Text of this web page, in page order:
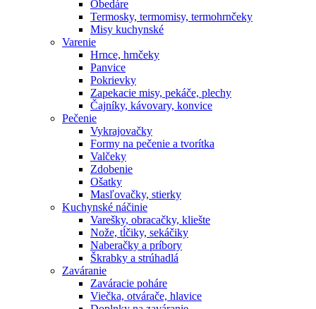
Obedáre
Termosky, termomisy, termohrnčeky
Misy kuchynské
Varenie
Hrnce, hrnčeky
Panvice
Pokrievky
Zapekacie misy, pekáče, plechy
Čajníky, kávovary, konvice
Pečenie
Vykrajovačky
Formy na pečenie a tvorítka
Valčeky
Zdobenie
Ošatky
Masľovačky, stierky
Kuchynské náčinie
Varešky, obracačky, kliešte
Nože, tĺčiky, sekáčiky
Naberačky a príbory
Škrabky a strúhadlá
Zaváranie
Zaváracie poháre
Viečka, otvárače, hlavice